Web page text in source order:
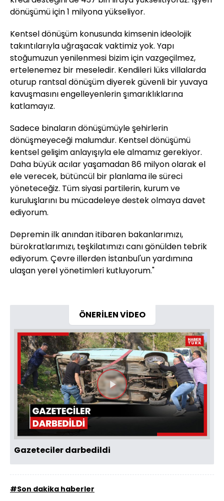
dönüşümü için 1 milyona yükseliyor.
Kentsel dönüşüm konusunda kimsenin ideolojik
takıntılarıyla uğraşacak vaktimiz yok. Yapı
stoğumuzun yenilenmesi bizim için vazgeçilmez,
ertelenemez bir meseledir. Kendileri lüks villalarda
oturup rantsal dönüşüm diyerek güvenli bir yuvaya
kavuşmasını engelleyenlerin şımarıklıklarına
katlamayız.
Sadece binaların dönüşümüyle şehirlerin
dönüşmeyeceği malumdur. Kentsel dönüşümü
kentsel gelişim anlayışıyla ele almamız gerekiyor.
Daha büyük acılar yaşamadan 86 milyon olarak el
ele verecek, bütüncül bir planlama ile süreci
yöneteceğiz. Tüm siyasi partilerin, kurum ve
kuruluşlarını bu mücadeleye destek olmaya davet
ediyorum.
Depremin ilk anından itibaren bakanlarımızı,
bürokratlarımızı, teşkilatımızı canı gönülden tebrik
ediyorum. Çevre illerden İstanbul'un yardımına
ulaşan yerel yönetimleri kutluyorum."
ÖNERİLEN VİDEO
Videoyu
Gazeteciler darbedildi
#Son dakika haberler